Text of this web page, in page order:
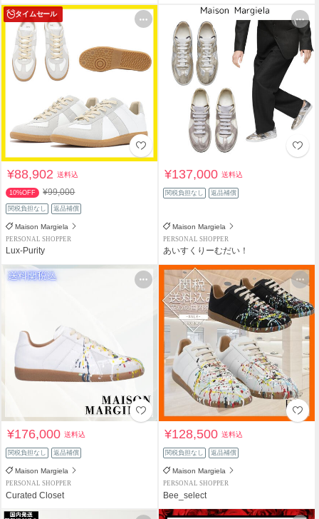
タイムセール
¥88,902送料込
10%OFF ¥99,000
関税負担なし 返品補償
Maison Margiela
PERSONAL SHOPPER
Lux-Purity
¥137,000送料込
関税負担なし 返品補償
Maison Margiela
PERSONAL SHOPPER
あいすくりーむだい！
¥176,000送料込
関税負担なし 返品補償
Maison Margiela
PERSONAL SHOPPER
Curated Closet
¥128,500送料込
関税負担なし 返品補償
Maison Margiela
PERSONAL SHOPPER
Bee_select